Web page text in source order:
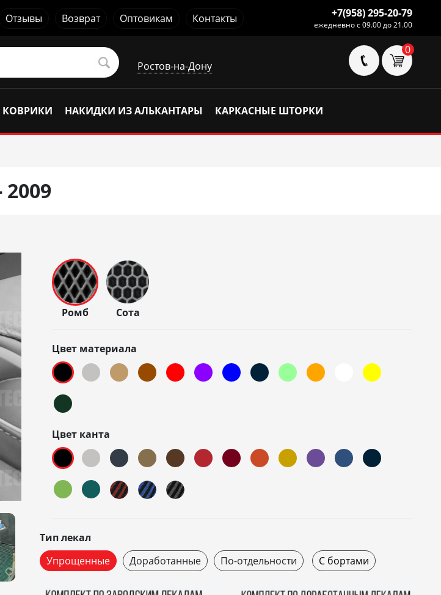
Отзывы Возврат Оптовикам Контакты +7(958) 295-20-79
ежедневно с 09.00 до 21.00
Ростов-на-Дону
0
КОВРИКИ НАКИДКИ ИЗ АЛЬКАНТАРЫ КАРКАСНЫЕ ШТОРКИ
Ромб Сота
Цвет материала
Цвет канта
Тип лекал
Упрощенные
Доработанные По-отдельности С бортами